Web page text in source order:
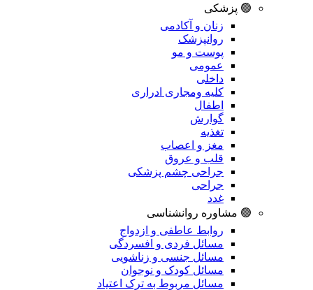
🟢 پزشکی
زنان و آکادمی
روانپزشک
پوست و مو
عمومی
داخلی
کلیه ومجاری ادراری
اطفال
گوارش
تغذیه
مغز و اعصاب
قلب و عروق
جراحی چشم پزشکی
جراحی
غدد
🟢 مشاوره روانشناسی
روابط عاطفی و ازدواج
مسائل فردی و افسردگی
مسائل جنسی و زناشویی
مسائل کودک و نوجوان
مسائل مربوط به ترک اعتیاد